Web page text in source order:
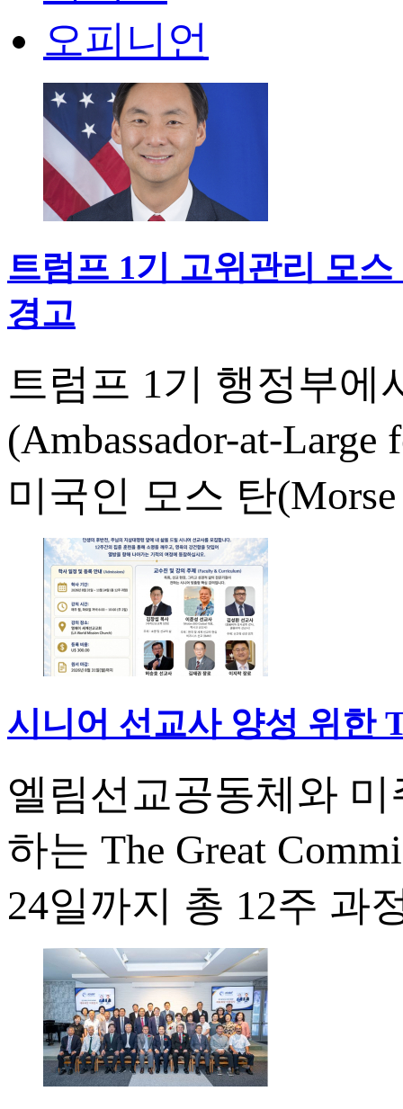
오피니언
트럼프 1기 고위관리 모
경고
트럼프 1기 행정부에
(Ambassador-at-
미국인 모스 탄
시니어 선교사 양성 위한
엘림선교공동체와
하는 The Great
24일까지 총 12주 과